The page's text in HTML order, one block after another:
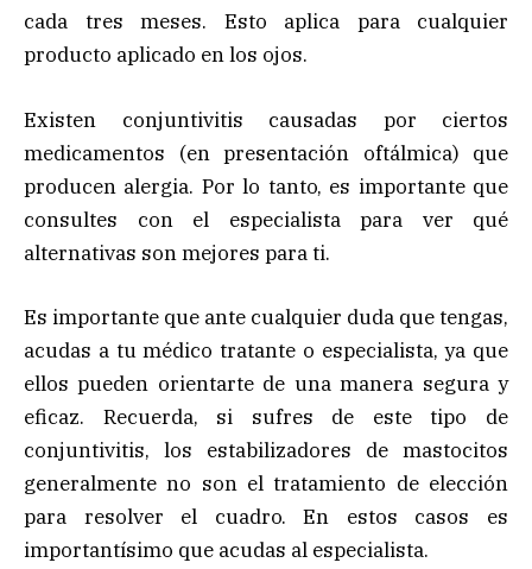
cada tres meses. Esto aplica para cualquier
producto aplicado en los ojos.
Existen conjuntivitis causadas por ciertos
medicamentos (en presentación oftálmica) que
producen alergia. Por lo tanto, es importante que
consultes con el especialista para ver qué
alternativas son mejores para ti.
Es importante que ante cualquier duda que tengas,
acudas a tu médico tratante o especialista, ya que
ellos pueden orientarte de una manera segura y
eficaz. Recuerda, si sufres de este tipo de
conjuntivitis, los estabilizadores de mastocitos
generalmente no son el tratamiento de elección
para resolver el cuadro. En estos casos es
importantísimo que acudas al especialista.